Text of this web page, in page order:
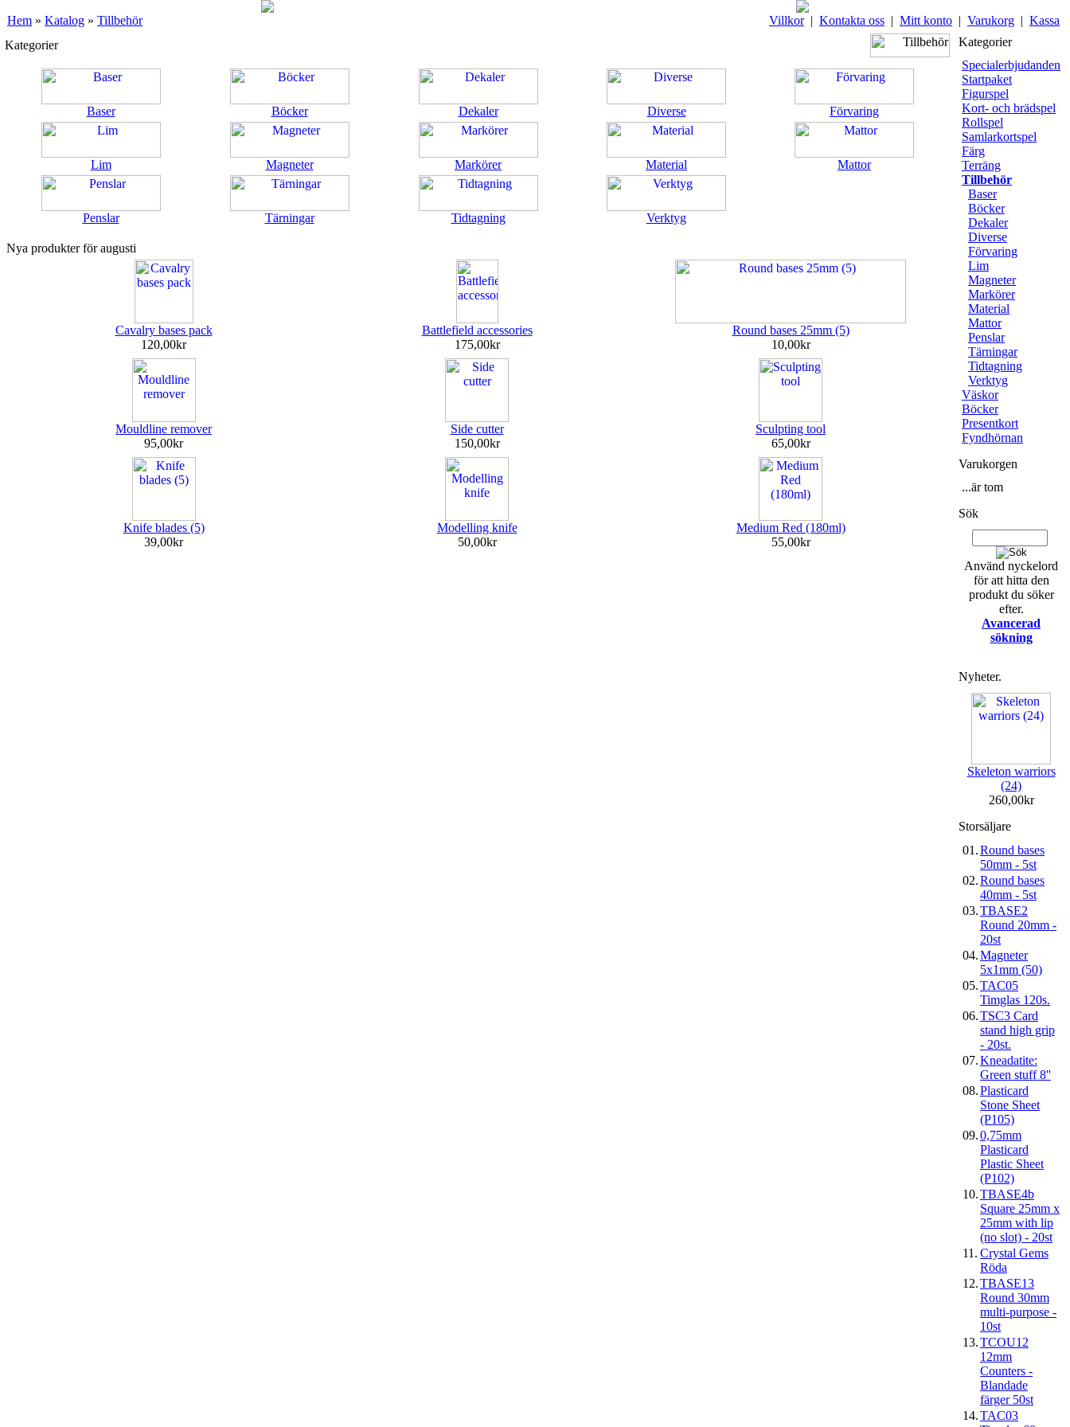
Hem » Katalog » Tillbehör Villkor| Kontakta oss | Mitt konto | Varukorg | Kassa
Kategorier
Baser Böcker Dekaler Diverse Förvaring
Lim Magneter Markörer Material Mattor
Penslar Tärningar Tidtagning Verktyg
Nya produkter för augusti
Cavalry bases pack
120,00kr
Battlefield accessories
175,00kr
Round bases 25mm (5)
10,00kr
Mouldline remover
95,00kr
Side cutter
150,00kr
Sculpting tool
65,00kr
Knife blades (5)
39,00kr
Modelling knife
50,00kr
Medium Red (180ml)
55,00kr
Kategorier
Specialerbjudanden
Startpaket
Figurspel
Kort- och brädspel
Rollspel
Samlarkortspel
Färg
Terräng
Tillbehör
Baser
Böcker
Dekaler
Diverse
Förvaring
Lim
Magneter
Markörer
Material
Mattor
Penslar
Tärningar
Tidtagning
Verktyg
Väskor
Böcker
Presentkort
Fyndhörnan
Varukorgen
...är tom
Sök
Använd nyckelord
för att hitta den
produkt du söker
efter.
Avancerad
sökning
Nyheter.
Skeleton warriors
(24)
260,00kr
Storsäljare
01.Round bases
50mm - 5st
02.Round bases
40mm - 5st
03.TBASE2
Round 20mm -
20st
04.Magneter
5x1mm (50)
05.TAC05
Timglas 120s.
06.TSC3 Card
stand high grip
- 20st.
07.Kneadatite:
Green stuff 8''
08.Plasticard
Stone Sheet
(P105)
09.0,75mm
Plasticard
Plastic Sheet
(P102)
10.TBASE4b
Square 25mm x
25mm with lip
(no slot) - 20st
11. Crystal Gems
Röda
12.TBASE13
Round 30mm
multi-purpose -
10st
13.TCOU12
12mm
Counters -
Blandade
färger 50st
14.TAC03